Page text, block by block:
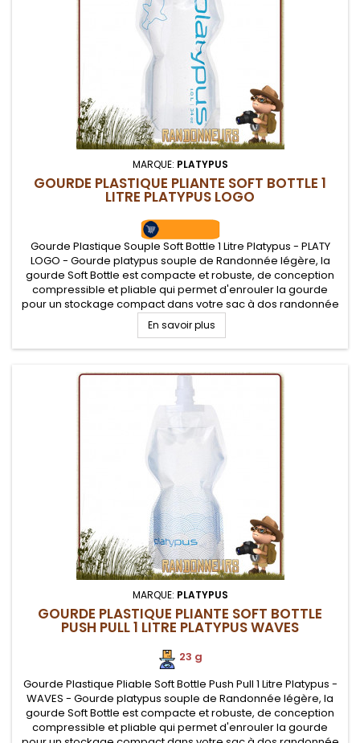
MARQUE: PLATYPUS
GOURDE PLASTIQUE PLIANTE SOFT BOTTLE 1
LITRE PLATYPUS LOGO
Gourde Plastique Souple Soft Bottle 1 Litre Platypus - PLATY
LOGO - Gourde platypus souple de Randonnée légère, la
gourde Soft Bottle est compacte et robuste, de conception
compressible et pliable qui permet d'enrouler la gourde
pour un stockage compact dans votre sac à dos randonnée
légère une fois vide
En savoir plus
MARQUE: PLATYPUS
GOURDE PLASTIQUE PLIANTE SOFT BOTTLE
PUSH PULL 1 LITRE PLATYPUS WAVES
23 g
Gourde Plastique Pliable Soft Bottle Push Pull 1 Litre Platypus -
WAVES - Gourde platypus souple de Randonnée légère, la
gourde Soft Bottle est compacte et robuste, de conception
compressible et pliable qui permet d'enrouler la gourde